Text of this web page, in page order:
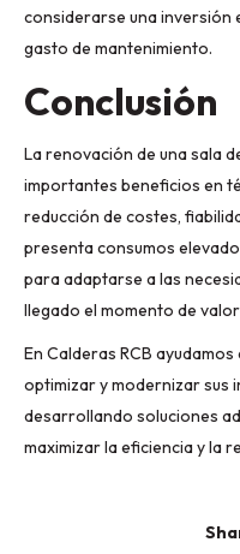
considerarse una inversión
gasto de mantenimiento.
Conclusión
La renovación de una sala
importantes beneficios en
reducción de costes,
presenta consumos
para adaptarse a las
llegado el momento de
En Calderas RCB
optimizar y modernizar sus
desarrollando soluciones
maximizar la eficiencia y la